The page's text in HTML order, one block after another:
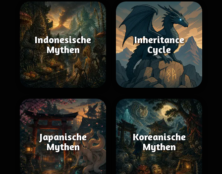
Indonesische
Mythen
Inheritance
Cycle
Japanische
Mythen
Koreanische
Mythen